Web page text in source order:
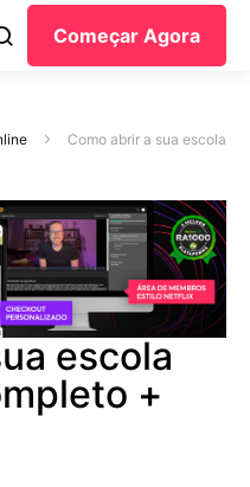
Começar Agora
Como abrir a sua escola
escola
+